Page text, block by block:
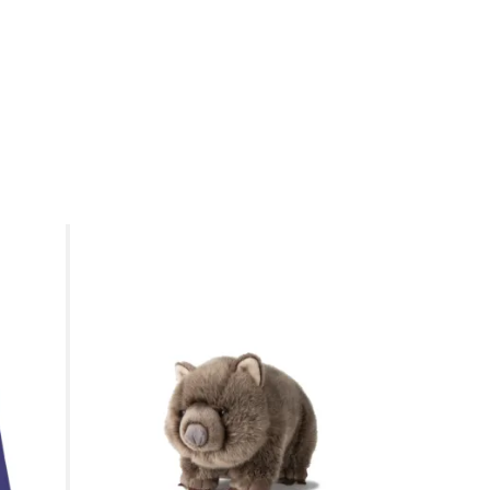
im Wäschetrockner trocknen.